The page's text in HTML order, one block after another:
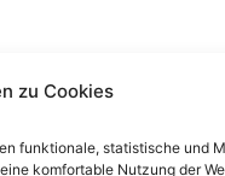
zu Cookies
funktionale, statistische und
komfortable Nutzung der